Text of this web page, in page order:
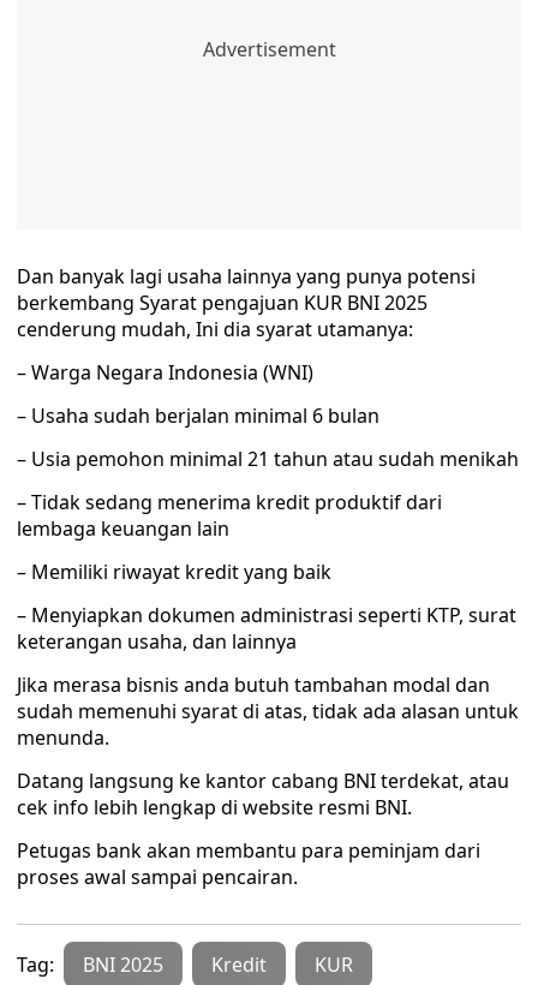
Dan banyak lagi usaha lainnya yang punya potensi
berkembang Syarat pengajuan KUR BNI 2025
cenderung mudah, Ini dia syarat utamanya:
– Warga Negara Indonesia (WNI)
– Usaha sudah berjalan minimal 6 bulan
– Usia pemohon minimal 21 tahun atau sudah menikah
– Tidak sedang menerima kredit produktif dari
lembaga keuangan lain
– Memiliki riwayat kredit yang baik
– Menyiapkan dokumen administrasi seperti KTP, surat
keterangan usaha, dan lainnya
Jika merasa bisnis anda butuh tambahan modal dan
sudah memenuhi syarat di atas, tidak ada alasan untuk
menunda.
Datang langsung ke kantor cabang BNI terdekat, atau
cek info lebih lengkap di website resmi BNI.
Petugas bank akan membantu para peminjam dari
proses awal sampai pencairan.
Tag: BNI 2025 Kredit KUR